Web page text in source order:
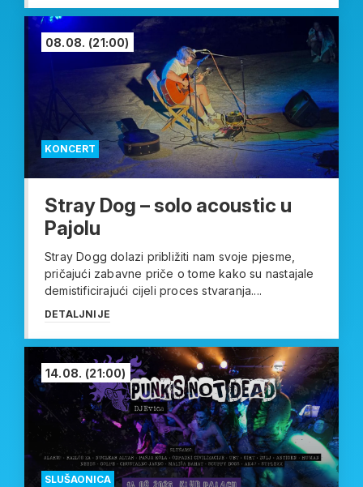
KONCERT
08.08. (21:00)
Stray Dog – solo acoustic u
Pajolu
Stray Dogg dolazi približiti nam svoje pjesme,
pričajući zabavne priče o tome kako su nastajale
demistificirajući cijeli proces stvaranja....
DETALJNIJE
SLUŠAONICA
14.08. (21:00)